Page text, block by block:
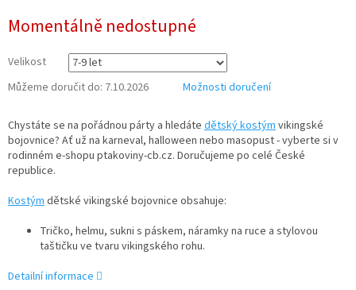
cena:
Momentálně nedostupné
Velikost
Můžeme doručit do: 7.10.2026 Možnosti doručení
Chystáte se na pořádnou párty a hledáte dětský kostýmvikingské
bojovnice? Ať už na karneval, halloween nebo masopust - vyberte si v
rodinném e-shopu ptakoviny-cb.cz. Doručujeme po celé České
republice.
Kostýmdětské vikingské bojovnice obsahuje:
Tričko, helmu, sukni s páskem, náramky na ruce a stylovou
taštičku ve tvaru vikingského rohu.
Detailní informace